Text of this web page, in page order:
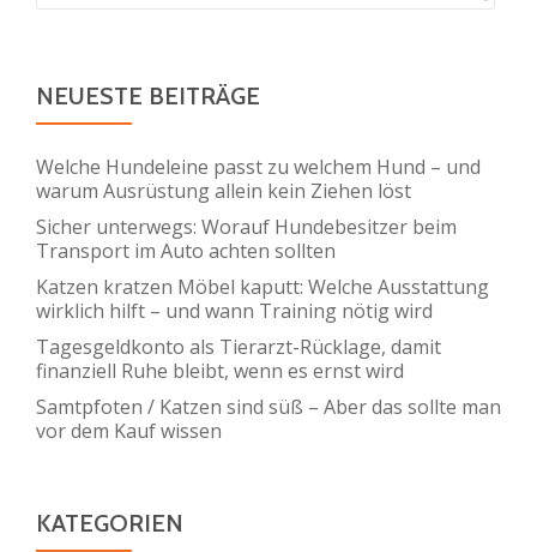
–
wann
Training
nötig
wird
NEUESTE BEITRÄGE
Welche Hundeleine passt zu welchem Hund – und
warum Ausrüstung allein kein Ziehen löst
Sicher unterwegs: Worauf Hundebesitzer beim
Transport im Auto achten sollten
Katzen kratzen Möbel kaputt: Welche Ausstattung
wirklich hilft – und wann Training nötig wird
Tagesgeldkonto als Tierarzt-Rücklage, damit
finanziell Ruhe bleibt, wenn es ernst wird
Samtpfoten / Katzen sind süß – Aber das sollte man
vor dem Kauf wissen
KATEGORIEN